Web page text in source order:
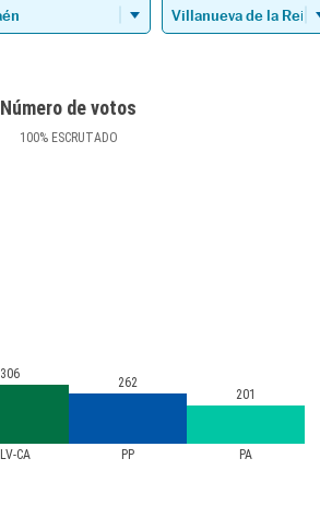
Número de votos
100%ESCRUTADO
CA PP PA
306
262
201